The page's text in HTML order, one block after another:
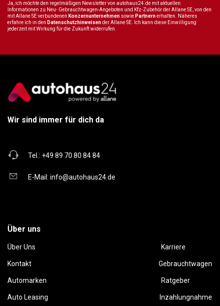
Ja, ich möchte den regelmäßigen Newsletter von autohaus24.de mit aktuellen
Informationen zu Neu- Gebrauchtwagen-Angeboten und Kfz-Zubehör der Allane SE, von den
mit Allane SE verbundenen Konzernunternehmen sowie Partnernerhalten. Näheres
erfahre ich in den Datenschutzhinweisender Allane SE. Ich kann diese Einwilligung
jederzeit mit Wirkung für die Zukunft widerrufen.
Wir sind immer für dich da
Tel.: +49 89 70 80 84 84
E-Mail: info@autohaus24.de
Über uns
Über Uns Karriere
Kontakt Gebrauchtwagen
Automarken Ratgeber
Auto Leasing Inzahlungnahme